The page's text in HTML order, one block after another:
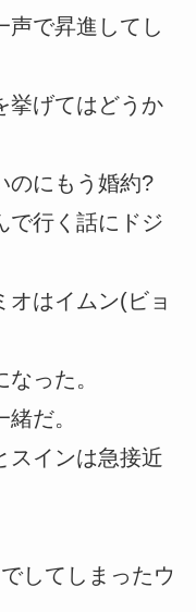
声で昇進してし
挙げてはどうか
のにもう婚約?
で行く話にドジ
オはイムン(ビョ
った。
だ。
スインは急接近
してしまったウ